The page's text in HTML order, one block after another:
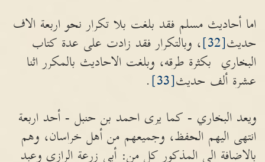
اما أحاديث مسلم فقد بلغت بلا تكرار نحو اربعة الاف
حديث[32]
، وبالتكرار فقد زادت على عدة كتاب
البخاري بكثرة طرقه، وبلغت الاحاديث بالمكرر اثنا
عشرة ألف حديث[33]
.
ويعد البخاري - كما يرى احمد بن حنبل - أحد اربعة
انتهى اليهم الحفظ، وجميعهم من أهل خراسان، وهم
بالاضافة الى المذكور كل من: أبي زرعة الرازي وعبد